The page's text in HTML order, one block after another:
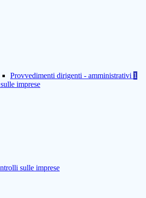
Provvedimenti dirigenti - amministrativi 1
imprese
sulle imprese